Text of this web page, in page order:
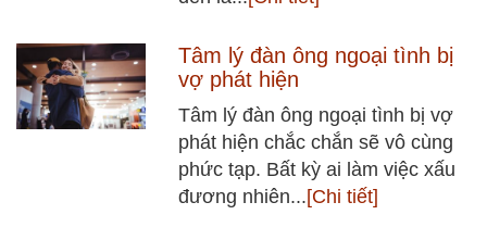
Tâm lý đàn ông ngoại tình bị
vợ phát hiện
Tâm lý đàn ông ngoại tình bị vợ
phát hiện chắc chắn sẽ vô cùng
phức tạp. Bất kỳ ai làm việc xấu
đương nhiên...[Chi tiết]